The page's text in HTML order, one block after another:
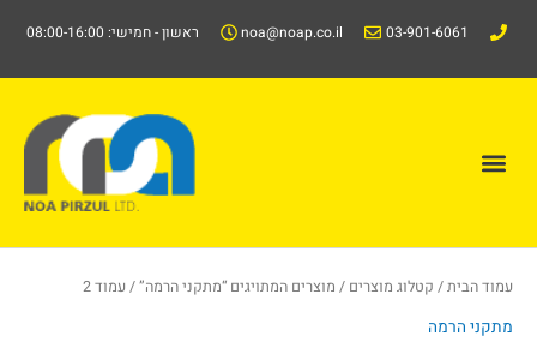
לתוכן
03-901-6061
noa@noap.co.il ראשון - חמישי: 08:00-16:00
תפריט
עמוד הבית/ קטלוג מוצרים / מוצרים המתויגים “מתקני הרמה”/ עמוד 2
מתקני הרמה